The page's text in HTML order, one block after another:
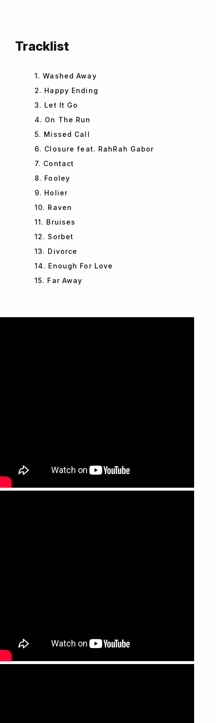
Tracklist
1. Washed Away
2. Happy Ending
3. Let It Go
4. On The Run
5. Missed Call
6. Closure feat. RahRah Gabor
7. Contact
8. Fooley
9. Holier
10. Raven
11. Bruises
12. Sorbet
13. Divorce
14. Enough For Love
15. Far Away